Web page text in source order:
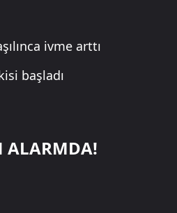
ivme arttı
başladı
ALARMDA!